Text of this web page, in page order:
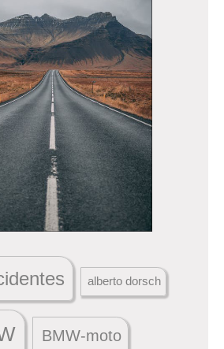
alberto dorsch
BMW-moto